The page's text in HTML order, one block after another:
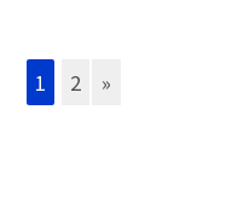
1 2 »